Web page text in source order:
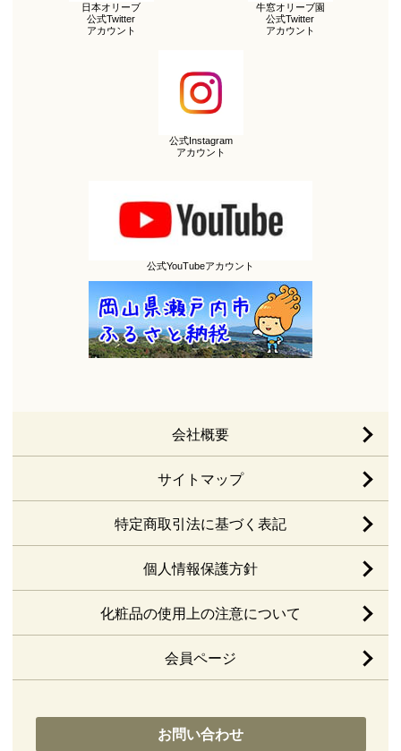
日本オリーブ
公式Twitter
アカウント
牛窓オリーブ園
公式Twitter
アカウント
公式Instagram
アカウント
公式YouTubeアカウント
会社概要
サイトマップ
特定商取引法に基づく表記
個人情報保護方針
化粧品の使用上の注意について
会員ページ
お問い合わせ